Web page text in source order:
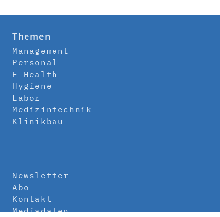
Themen
Management
Personal
E-Health
Hygiene
Labor
Medizintechnik
Klinikbau
Newsletter
Abo
Kontakt
Mediadaten